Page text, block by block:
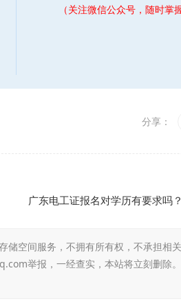
（关注微信公众号，随时掌
分享：
广东电工证报名对学历有要求吗
空间服务，不拥有所有权，不承担相
举报，一经查实，本站将立刻删除。